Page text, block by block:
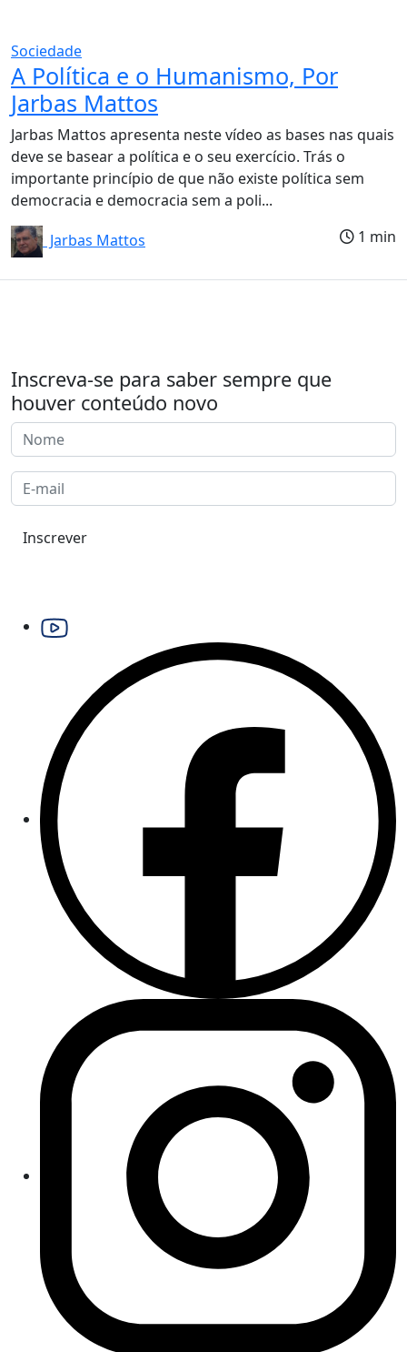
Sociedade
A Política e o Humanismo, Por
Jarbas Mattos
Jarbas Mattos apresenta neste vídeo as bases nas quais
deve se basear a política e o seu exercício. Trás o
importante princípio de que não existe política sem
democracia e democracia sem a poli...
Jarbas Mattos
1 min
Inscreva-se para saber sempre que
houver conteúdo novo
Inscrever